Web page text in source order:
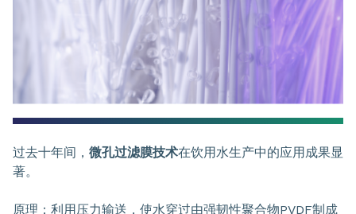
过去十年间， 微孔过滤膜技术在饮用水生产中的应用成果显
著。
原理：利用压力输送，使水穿过由强韧性聚合物PVDF制成